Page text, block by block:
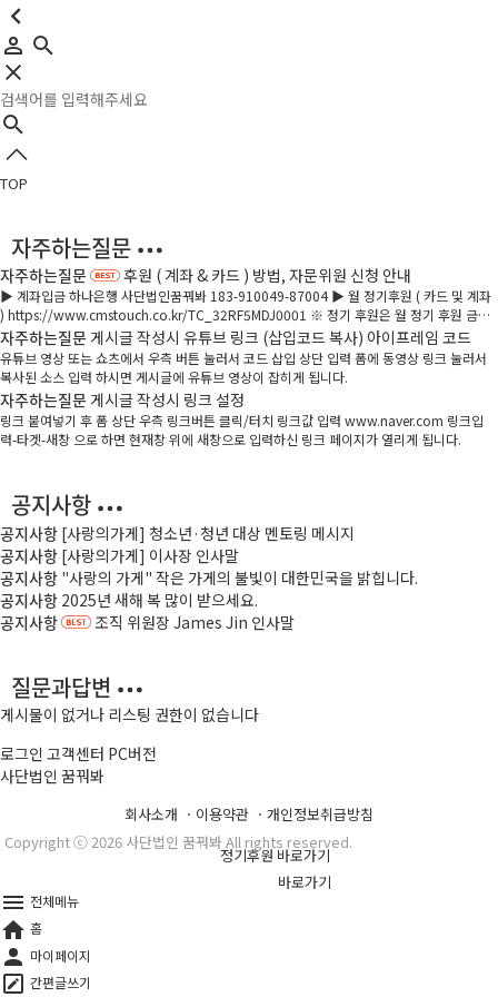
TOP
자주하는질문
자주하는질문 후원 ( 계좌 & 카드 ) 방법, 자문위원 신청 안내
▶ 계좌입금 하나은행 사단법인꿈꿔봐 183-910049-87004 ▶ 월 정기후원 ( 카드 및 계좌
) https://www.cmstouch.co.kr/TC_32RF5MDJ0001 ※ 정기 후원은 월 정기 후원 금액
을 직접 설정 가능하며 매월 정해진 날짜에 후원하는 방식입니다. 카드 후원, 계좌 후원 둘다
가능합니다. ▶ 전화 문의 1533-3436 ▶ 이사장 인사말 바로가기 ◀ ▶ 자문위원 신청 바로
가기 ◀
자주하는질문 게시글 작성시 유튜브 링크 (삽입코드 복사) 아이프레임 코드
유튜브 영상 또는 쇼츠에서 우측 버튼 눌러서 코드 삽입 상단 입력 폼에 동영상 링크 눌러서
복사된 소스 입력 하시면 게시글에 유튜브 영상이 잡히게 됩니다.
자주하는질문 게시글 작성시 링크 설정
링크 붙여넣기 후 폼 상단 우측 링크버튼 클릭/터치 링크값 입력 www.naver.com 링크입
력-타겟-새창 으로 하면 현재창 위에 새창으로 입력하신 링크 페이지가 열리게 됩니다.
공지사항
공지사항 [사랑의가게] 청소년·청년 대상 멘토링 메시지
공지사항 [사랑의가게] 이사장 인사말
공지사항 "사랑의 가게" 작은 가게의 불빛이 대한민국을 밝힙니다.
공지사항 2025년 새해 복 많이 받으세요.
공지사항
조직 위원장 James Jin 인사말
질문과답변
게시물이 없거나 리스팅 권한이 없습니다
로그인 고객센터 PC버전
사단법인 꿈꿔봐
회사소개 ㆍ 이용약관 ㆍ 개인정보취급방침
Copyright ⓒ 2026 사단법인 꿈꿔봐 All rights reserved.
87004ㆍ정기후원 바로가기
바로가기
전체메뉴
홈
마이페이지
간편글쓰기